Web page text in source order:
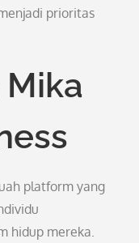
prioritas
platform yang
hidup mereka.